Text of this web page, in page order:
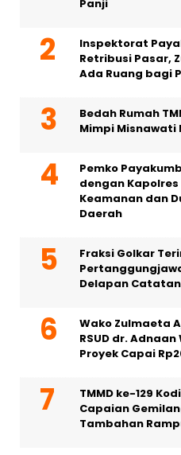
Panji
Inspektorat
Retribusi Pasar,
Ada Ruang bagi
Bedah Rumah
Mimpi Misnawati
Pemko
dengan
Keamanan dan
Daerah
Fraksi Golkar
Delapan
Wako Zulmaeta
RSUD dr. Adnaan
Proyek Capai
TMMD ke-129
Capaian
Tambahan